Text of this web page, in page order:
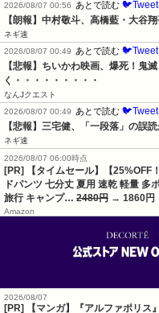
2026/08/07 00:56
あとで読む 🐦Tweet
【朗報】中村敬斗、高橋藍・大谷
ネギ速
2026/08/07 00:49
あとで読む 🐦Tweet
【悲報】ちいかわ映画、爆死！鬼
く・・・・・・・・・
なんJクエスト
2026/08/07 00:49
あとで読む 🐦Tweet
【悲報】三宅健、「一段落」の誤
ネギ速
2026/08/07 06:00時点
[PR] 【タイムセール】【25%OFF
ドパンツ 七分丈 夏用 速乾 軽量 多
旅行 キャンプ… 2480円 → 1860円
Amazon
2026/08/07
[PR] 【マンガ】『アルファポリス